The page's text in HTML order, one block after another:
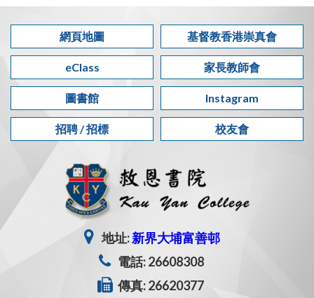
網頁地圖 基督教香港崇真會
eClass 家長教師會
圖書館 Instagram
招聘 / 招標 校友會
地址:新界大埔富善邨
電話: 26608308
傳真: 26620377